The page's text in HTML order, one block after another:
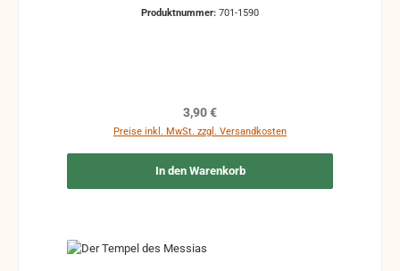
Produktnummer: 701-1590
Regulärer Preis:
3,90 €
Preise inkl. MwSt. zzgl. Versandkosten
In den Warenkorb